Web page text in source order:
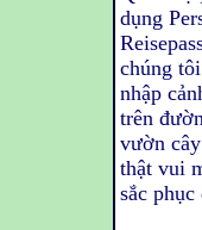
dụng
chúng
nhập
trên
vườn
thật vui
sắc